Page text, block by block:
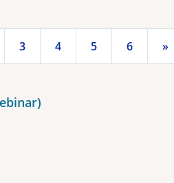
3 4 5 6 »